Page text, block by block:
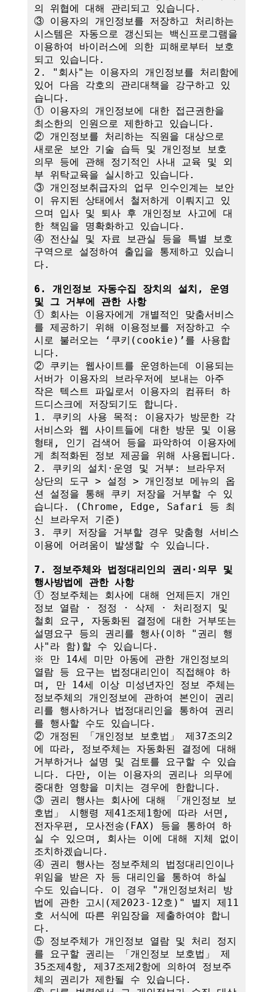
의 위협에 대해 관리되고 있습니다.
③ 이용자의 개인정보를 저장하고 처리하는
시스템은 자동으로 갱신되는 백신프로그램을
이용하여 바이러스에 의한 피해로부터 보호
되고 있습니다.
2. "회사"는 이용자의 개인정보를 처리함에
있어 다음 각호의 관리대책을 강구하고 있
습니다.
① 이용자의 개인정보에 대한 접근권한을
최소한의 인원으로 제한하고 있습니다.
② 개인정보를 처리하는 직원을 대상으로
새로운 보안 기술 습득 및 개인정보 보호
의무 등에 관해 정기적인 사내 교육 및 외
부 위탁교육을 실시하고 있습니다.
③ 개인정보취급자의 업무 인수인계는 보안
이 유지된 상태에서 철저하게 이뤄지고 있
으며 입사 및 퇴사 후 개인정보 사고에 대
한 책임을 명확화하고 있습니다.
④ 전산실 및 자료 보관실 등을 특별 보호
구역으로 설정하여 출입을 통제하고 있습니
다.
6. 개인정보 자동수집 장치의 설치, 운영
및 그 거부에 관한 사항
① 회사는 이용자에게 개별적인 맞춤서비스
를 제공하기 위해 이용정보를 저장하고 수
시로 불러오는 ‘쿠키(cookie)’를 사용합
니다.
② 쿠키는 웹사이트를 운영하는데 이용되는
서버가 이용자의 브라우저에 보내는 아주
작은 텍스트 파일로서 이용자의 컴퓨터 하
드디스크에 저장되기도 합니다.
1. 쿠키의 사용 목적: 이용자가 방문한 각
서비스와 웹 사이트들에 대한 방문 및 이용
형태, 인기 검색어 등을 파악하여 이용자에
게 최적화된 정보 제공을 위해 사용됩니다.
2. 쿠키의 설치·운영 및 거부: 브라우저
상단의 도구 > 설정 > 개인정보 메뉴의 옵
션 설정을 통해 쿠키 저장을 거부할 수 있
습니다. (Chrome, Edge, Safari 등 최
신 브라우저 기준)
3. 쿠키 저장을 거부할 경우 맞춤형 서비스
이용에 어려움이 발생할 수 있습니다.
7. 정보주체와 법정대리인의 권리·의무 및
행사방법에 관한 사항
① 정보주체는 회사에 대해 언제든지 개인
정보 열람 · 정정 · 삭제 · 처리정지 및
철회 요구, 자동화된 결정에 대한 거부또는
설명요구 등의 권리를 행사(이하 "권리 행
사"라 함)할 수 있습니다.
※ 만 14세 미만 아동에 관한 개인정보의
열람 등 요구는 법정대리인이 직접해야 하
며, 만 14세 이상 미성년자인 정보 주체는
정보주체의 개인정보에 관하여 본인이 권리
리를 행사하거나 법정대리인을 통하여 권리
를 행사할 수도 있습니다.
② 개정된 「개인정보 보호법」 제37조의2
에 따라, 정보주체는 자동화된 결정에 대해
거부하거나 설명 및 검토를 요구할 수 있습
니다. 다만, 이는 이용자의 권리나 의무에
중대한 영향을 미치는 경우에 한합니다.
③ 권리 행사는 회사에 대해 「개인정보 보
호법」 시행령 제41조제1항에 따라 서면,
전자우편, 모사전송(FAX) 등을 통하여 하
실 수 있으며, 회사는 이에 대해 지체 없이
조치하겠습니다.
④ 권리 행사는 정보주체의 법정대리인이나
위임을 받은 자 등 대리인을 통하여 하실
수도 있습니다. 이 경우 "개인정보처리 방
법에 관한 고시(제2023-12호)" 별지 제11
호 서식에 따른 위임장을 제출하여야 합니
다.
⑤ 정보주체가 개인정보 열람 및 처리 정지
를 요구할 권리는 「개인정보 보호법」 제
35조제4항, 제37조제2항에 의하여 정보주
체의 권리가 제한될 수 있습니다.